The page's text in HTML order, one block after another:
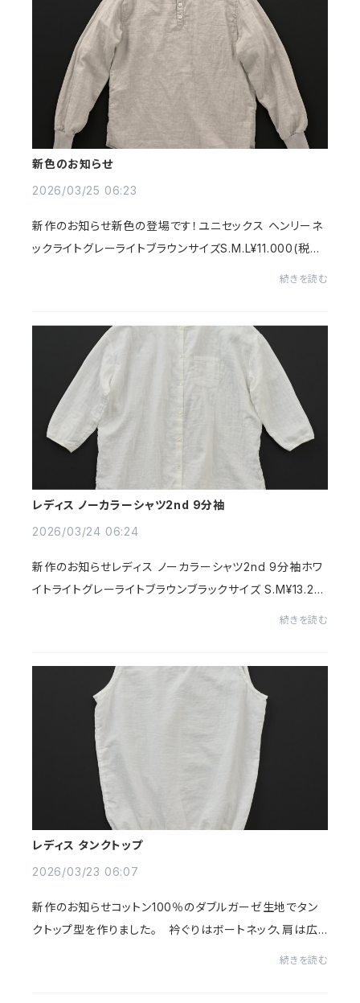
新色のお知らせ
2026/03/25 06:23
新作のお知らせ新色の登場です！ユニセックス ヘンリーネ
ックライトグレーライトブラウンサイズS.M.L¥11.000(税込)
レディス ノーカラーワンピース2nd 9分袖ライトグレーラ
続きを読む
レディス ノーカラーシャツ2nd 9分袖
2026/03/24 06:24
新作のお知らせレディス ノーカラーシャツ2nd 9分袖ホワ
イトライトグレーライトブラウンブラックサイズ S.M¥13.20
続きを読む
レディス タンクトップ
2026/03/23 06:07
新作のお知らせコットン100％のダブルガーゼ生地でタン
クトップ型を作りました。 衿ぐりはボートネック、肩は広
続きを読む